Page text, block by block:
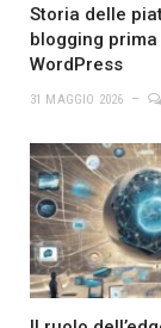
Storia delle
blogging prima
WordPress
31 MAGGIO 2026